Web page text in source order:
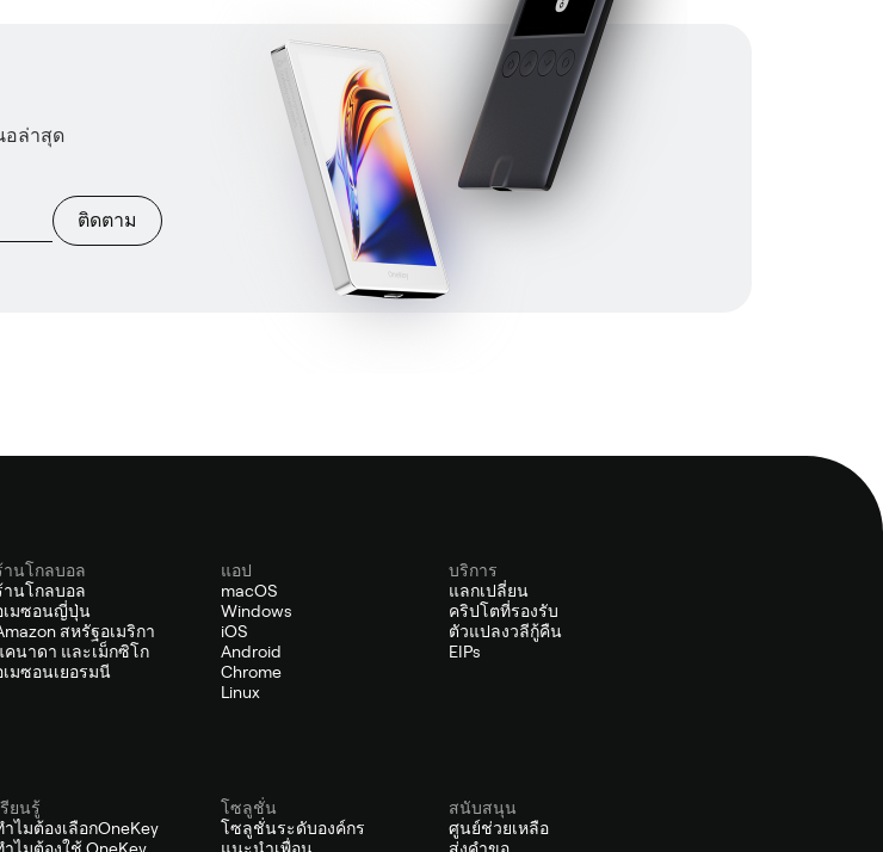
อล่าสุด
ติดตาม
านโกลบอล
านโกลบอล
เมซอนญี่ปุ่น
สหรัฐอเมริกา
คนาดา และเม็กซิโก
เมซอนเยอรมนี
แอป
macOS
Windows
iOS
Android
Chrome
Linux
บริการ
แลกเปลี่ยน
คริปโตที่รองรับ
ตัวแปลงวลีกู้คืน
EIPs
รียนรู้
ำไมต้องเลือกOneKey
โซลูชั่น
โซลูชั่นระดับองค์กร
สนับสนุน
ศูนย์ช่วยเหลือ